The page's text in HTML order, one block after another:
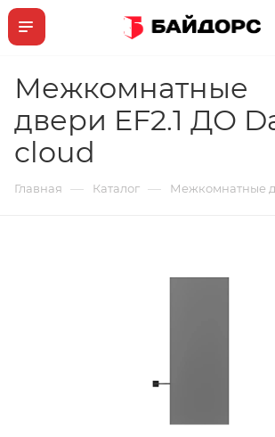
Межкомнатные
двери EF2.1 ДО
cloud
Главная — Каталог — Межкомнатные